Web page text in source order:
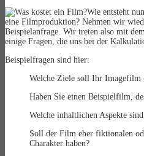
Wie entsteht
eine Filmproduktion? Nehmen wir
Beispielanfrage. Wir treten also mit
einige Fragen, die uns bei der
Beispielfragen sind hier:
Welche Ziele soll Ihr Imagefilm
Haben Sie einen Beispielfilm,
Welche inhaltlichen Aspekte
Soll der Film eher fiktionalen
Charakter haben?